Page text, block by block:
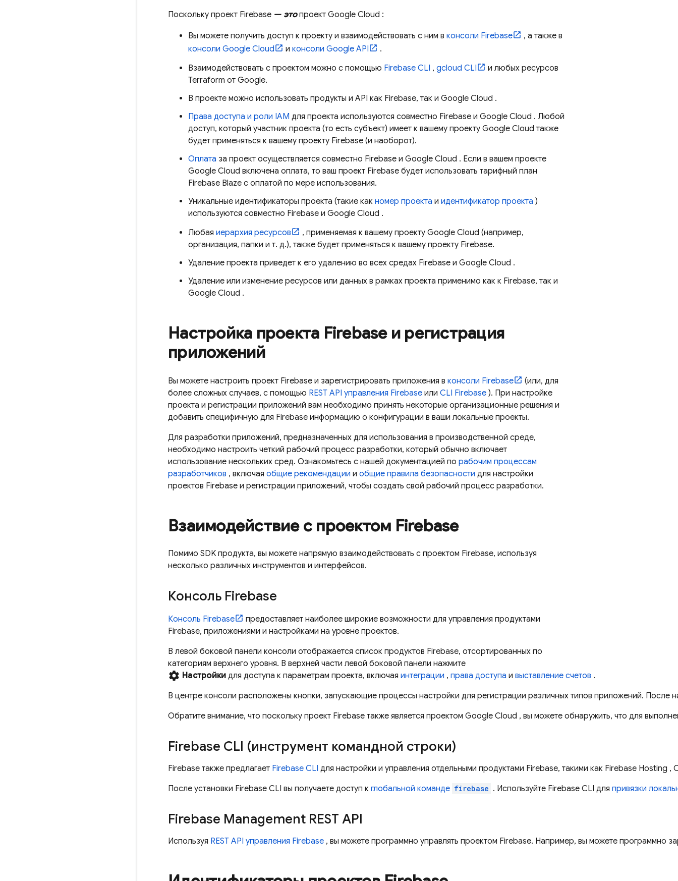
Поскольку проект Firebase — этопроектGoogle Cloud :
Вы можете получить доступ к проекту и взаимодействовать с ним в консоли Firebase
, а также в
консоли Google Cloud и консоли Google API
.
Взаимодействовать с проектом можно с помощью Firebase CLI , gcloud CLI
и любых ресурсов
Terraform от Google.
В проекте можно использовать продукты и API как Firebase, так и Google Cloud .
Права доступа и роли IAM для проекта используются совместно Firebase и Google Cloud . Любой
доступ, который участник проекта (то есть субъект) имеет к вашему проекту Google Cloud также
будет применяться к вашему проекту Firebase (и наоборот).
Оплата за проект осуществляется совместно Firebase и Google Cloud . Если в вашем проекте
Google Cloud включена оплата, то ваш проект Firebase будет использовать тарифный план
Firebase Blaze с оплатой по мере использования.
Уникальные идентификаторы проекта (такие как номер проекта и идентификатор проекта )
используются совместно Firebase и Google Cloud .
Любая иерархия ресурсов , применяемая к вашему проекту Google Cloud (например,
организация, папки и т. д.), также будет применяться к вашему проекту Firebase.
Удаление проекта приведет к его удалению во всех средах Firebase и Google Cloud .
Удаление или изменение ресурсов или данных в рамках проекта применимо как к Firebase, так и
Google Cloud .
Настройка проекта Firebase и регистрация
приложений
Вы можете настроить проект Firebase и зарегистрировать приложения в консоли Firebase
(или, для
более сложных случаев, с помощью REST API управления Firebase или CLI Firebase ). При настройке
проекта и регистрации приложений вам необходимо принять некоторые организационные решения и
добавить специфичную для Firebase информацию о конфигурации в ваши локальные проекты.
Для разработки приложений, предназначенных для использования в производственной среде,
необходимо настроить четкий рабочий процесс разработки, который обычно включает
использование нескольких сред. Ознакомьтесь с нашей документацией по рабочим процессам
разработчиков , включая общие рекомендации и общие правила безопасности для настройки
проектов Firebase и регистрации приложений, чтобы создать свой рабочий процесс разработки.
Взаимодействие с проектом Firebase
Помимо SDK продукта, вы можете напрямую взаимодействовать с проектом Firebase, используя
несколько различных инструментов и интерфейсов.
Консоль Firebase
Консоль Firebase
предоставляет наиболее широкие возможности для управления продуктами
Firebase, приложениями и настройками на уровне проектов.
В левой боковой панели консоли отображается список продуктов Firebase, отсортированных по
категориям верхнего уровня. В верхней части левой боковой панели нажмите
settings Настройки для доступа к параметрам проекта, включаяинтеграции ,права доступа ивыставление счетов .
В центре консоли расположены кнопки, запускающие процессы настройки для регистрации различных типов приложений.
Обратите внимание, что поскольку проект Firebase также является проектом Google Cloud , вы можете обнаружить, что для
Firebase CLI (инструмент командной строки)
Firebase также предлагает Firebase CLI для настройки и управления отдельными продуктами Firebase, такими как Firebase Hosting ,
После установки Firebase CLI вы получаете доступ к глобальной команде firebase . Используйте Firebase CLI для привязки
Firebase Management REST API
Используя REST API управления Firebase , вы можете программно управлять проектом Firebase. Например, вы можете программно